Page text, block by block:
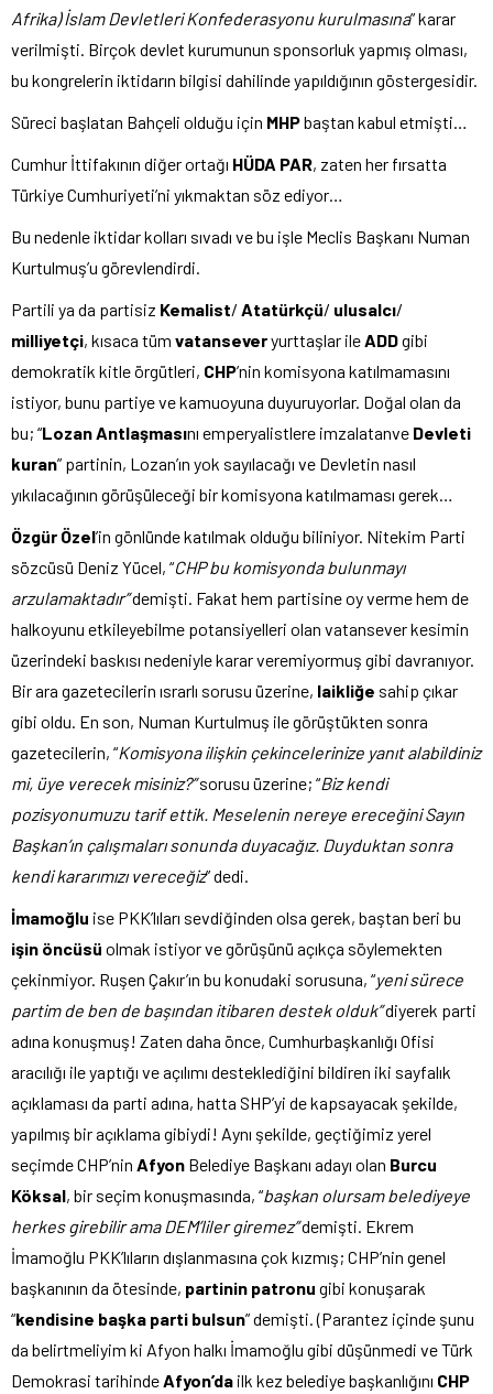
Afrika) İslam Devletleri Konfederasyonu kurulmasına” karar
verilmişti. Birçok devlet kurumunun sponsorluk yapmış olması,
bu kongrelerin iktidarın bilgisi dahilinde yapıldığının göstergesidir.
Süreci başlatan Bahçeli olduğu için MHPbaştan kabul etmişti…
Cumhur İttifakının diğer ortağı HÜDA PAR, zaten her fırsatta
Türkiye Cumhuriyeti’ni yıkmaktan söz ediyor…
Bu nedenle iktidar kolları sıvadı ve bu işle Meclis Başkanı Numan
Kurtulmuş’u görevlendirdi.
Partili ya da partisiz Kemalist/ Atatürkçü/ ulusalcı/
milliyetçi, kısaca tüm vatanseveryurttaşlar ileADDgibi
demokratik kitle örgütleri, CHP’nin komisyona katılmamasını
istiyor, bunu partiye ve kamuoyuna duyuruyorlar. Doğal olan da
bu; “Lozan Antlaşmasını emperyalistlere imzalatanve Devleti
kuran” partinin, Lozan’ın yok sayılacağı ve Devletin nasıl
yıkılacağının görüşüleceği bir komisyona katılmaması gerek…
Özgür Özel’in gönlünde katılmak olduğu biliniyor. Nitekim Parti
sözcüsü Deniz Yücel, “CHP bu komisyonda bulunmayı
arzulamaktadır”demişti. Fakat hem partisine oy verme hem de
halkoyunu etkileyebilme potansiyelleri olan vatansever kesimin
üzerindeki baskısı nedeniyle karar veremiyormuş gibi davranıyor.
Bir ara gazetecilerin ısrarlı sorusu üzerine, laikliğe sahip çıkar
gibi oldu. En son, Numan Kurtulmuş ile görüştükten sonra
gazetecilerin, “Komisyona ilişkin çekincelerinize yanıt alabildiniz
mi, üye verecek misiniz?”sorusu üzerine; “Biz kendi
pozisyonumuzu tarif ettik. Meselenin nereye ereceğini Sayın
Başkan’ın çalışmaları sonunda duyacağız. Duyduktan sonra
kendi kararımızı vereceğiz” dedi.
İmamoğlu ise PKK’lıları sevdiğinden olsa gerek, baştan beri bu
işin öncüsü olmak istiyor ve görüşünü açıkça söylemekten
çekinmiyor. Ruşen Çakır’ın bu konudaki sorusuna, “yeni sürece
partim de ben de başından itibaren destek olduk”diyerek parti
adına konuşmuş! Zaten daha önce, Cumhurbaşkanlığı Ofisi
aracılığı ile yaptığı ve açılımı desteklediğini bildiren iki sayfalık
açıklaması da parti adına, hatta SHP’yi de kapsayacak şekilde,
yapılmış bir açıklama gibiydi! Aynı şekilde, geçtiğimiz yerel
seçimde CHP’nin Afyon Belediye Başkanı adayı olan Burcu
Köksal, bir seçim konuşmasında, “başkan olursam belediyeye
herkes girebilir ama DEM’liler giremez”demişti. Ekrem
İmamoğlu PKK’lıların dışlanmasına çok kızmış; CHP’nin genel
başkanının da ötesinde, partinin patronu gibi konuşarak
“kendisine başka parti bulsun” demişti. (Parantez içinde şunu
da belirtmeliyim ki Afyon halkı İmamoğlu gibi düşünmedi ve Türk
Demokrasi tarihindeAfyon’da ilk kez belediye başkanlığını CHP